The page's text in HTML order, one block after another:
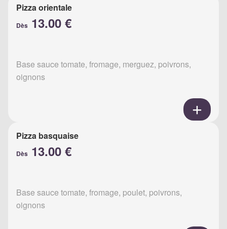
Pizza orientale
Dès 13.00 €
Base sauce tomate, fromage, merguez, poivrons,
oignons
Pizza basquaise
Dès 13.00 €
Base sauce tomate, fromage, poulet, poivrons,
oignons